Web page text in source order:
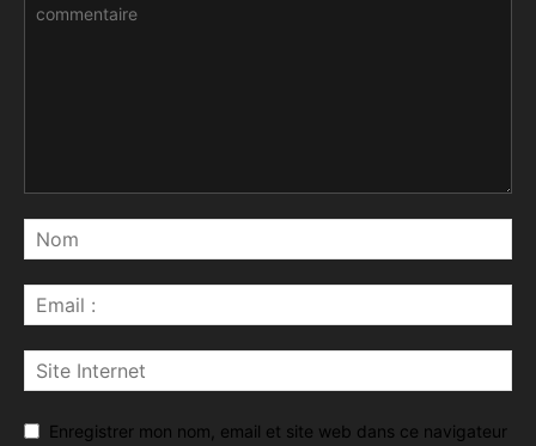
Enregistrer mon nom, email et site web dans ce navigateur